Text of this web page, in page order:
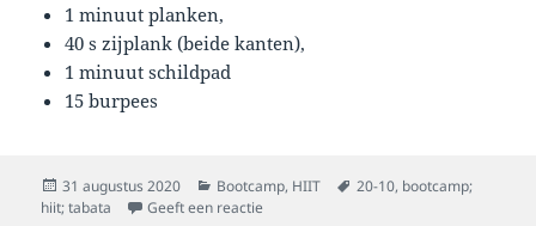
1 minuut planken,
40 s zijplank (beide kanten),
1 minuut schildpad
15 burpees
Geplaatst
op
31 augustus 2020 Categorieën
Bootcamp, HIIT Tags
20-10, bootcamp;
hiit; tabata
Geeft een reactie